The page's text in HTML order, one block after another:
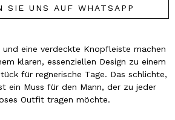
SIE UNS AUF WHATSAPP
und eine verdeckte Knopfleiste machen
klaren, essenziellen Design zu einem
für regnerische Tage. Das schlichte,
ein Muss für den Mann, der zu jeder
Outfit tragen möchte.